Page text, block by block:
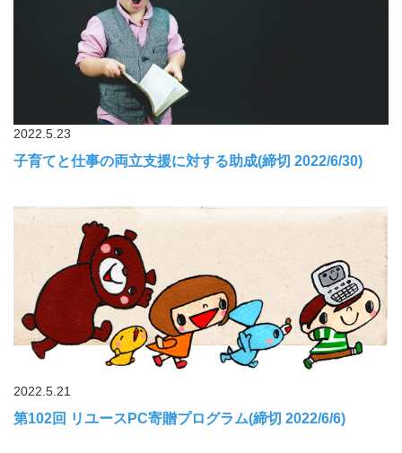
2022.5.23
子育てと仕事の両立支援に対する助成(締切 2022/6/30)
2022.5.21
第102回 リユースPC寄贈プログラム(締切 2022/6/6)